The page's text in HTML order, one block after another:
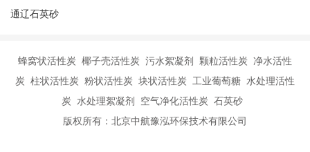
通辽石英砂
蜂窝状活性炭 椰子壳活性炭 污水絮凝剂 颗粒活性炭 净水活性
炭 柱状活性炭 粉状活性炭 块状活性炭 工业葡萄糖 水处理活性
炭 水处理絮凝剂 空气净化活性炭 石英砂
版权所有：北京中航豫泓环保技术有限公司